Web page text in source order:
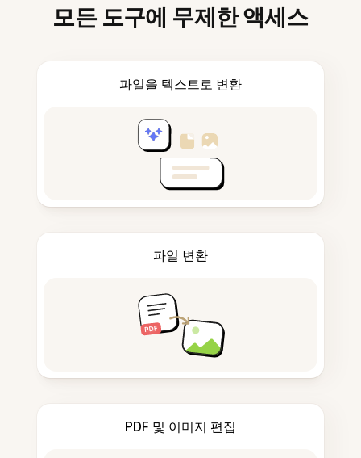
모든 도구에 무제한 액세스
파일을 텍스트로 변환
파일 변환
PDF 및 이미지 편집